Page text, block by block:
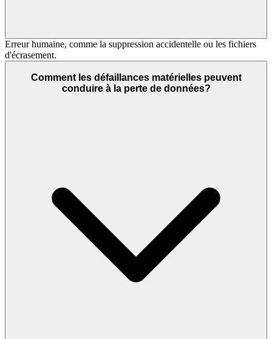
Erreur humaine, comme la suppression accidentelle ou les fichiers
d'écrasement.
Comment les défaillances matérielles peuvent
conduire à la perte de données?